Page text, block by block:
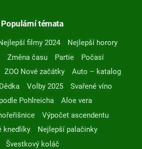
Populární témata
filmy 2024
Nejlepší horory
Změna času Partie
Počasí
ZOO Nové začátky
Auto – katalog
Volby 2025
Svařené víno
Pohlreicha
Aloe vera
Výpočet ascendentu
knedlíky
Nejlepší palačinky
Švestkový koláč